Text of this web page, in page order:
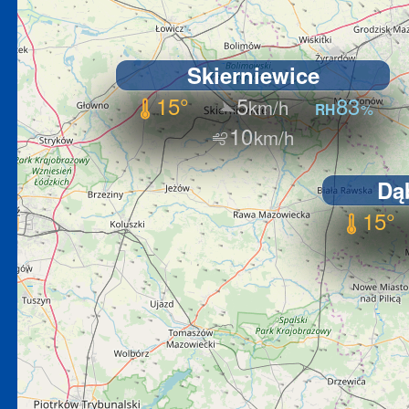
Skierniewice
15 5
83
10
15